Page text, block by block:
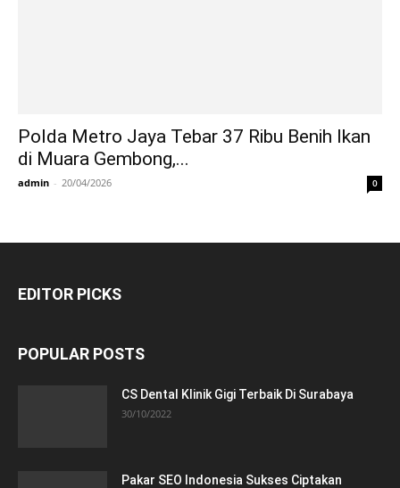
Polda Metro Jaya Tebar 37 Ribu Benih Ikan
di Muara Gembong,...
admin - 20/04/2026 0
EDITOR PICKS
POPULAR POSTS
CS Dental Klinik Gigi Terbaik Di Surabaya
30/10/2022
Pakar SEO Indonesia Sukses Ciptakan